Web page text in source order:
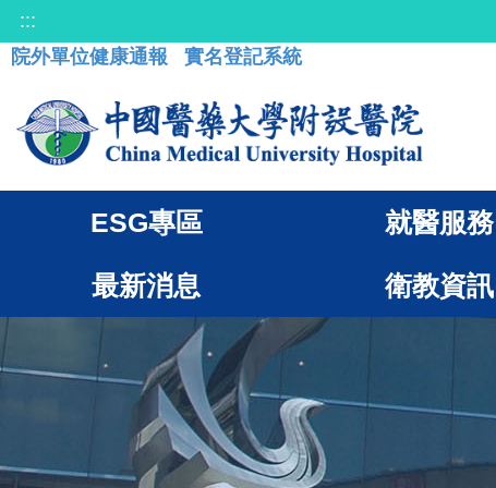
:::
院外單位健康通報
實名登記系統
ESG專區 就醫服務
最新消息 衛教資訊